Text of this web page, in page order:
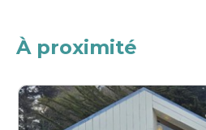
À proximité